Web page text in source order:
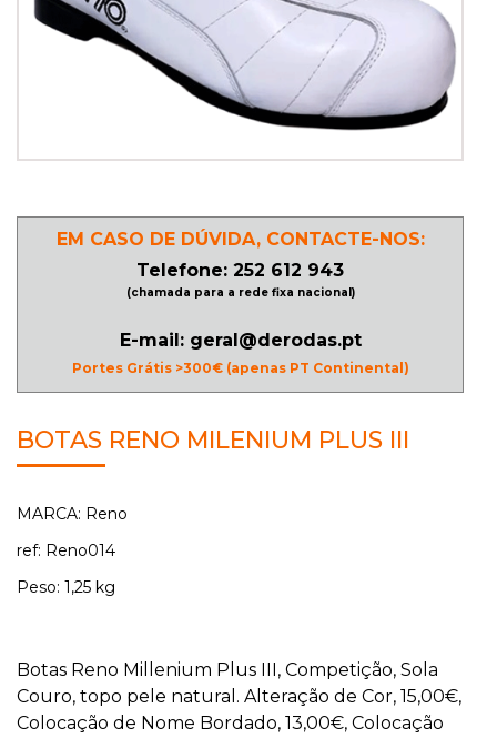
GELO
LINHA
ROLLER
EM CASO DE DÚVIDA, CONTACTE-NOS:
Telefone: 252 612 943
(chamada para a rede fixa nacional)
E-mail: geral@derodas.pt
Portes Grátis >300€ (apenas PT Continental)
BOTAS RENO MILENIUM PLUS III
MARCA: Reno
ref: Reno014
Peso: 1,25 kg
Botas Reno Millenium Plus III, Competição, Sola
Couro, topo pele natural. Alteração de Cor, 15,00€,
Colocação de Nome Bordado, 13,00€, Colocação